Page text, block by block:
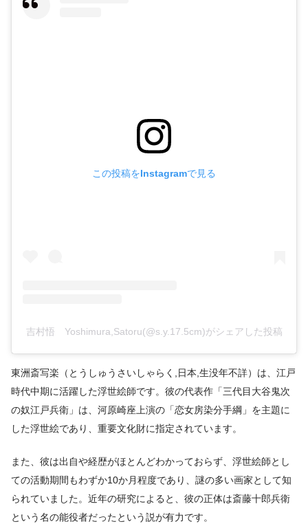
この投稿をInstagramで見る
吉村悟 Yoshimura,Satoru(@s.y.17.5cm)がシェアした投稿
東洲斎写楽（とうしゅうさいしゃらく,日本,生没年不詳）は、江戸
時代中期に活躍した浮世絵師です。彼の代表作「三代目大谷鬼次
の奴江戸兵衛」は、河原崎座上演の「恋女房染分手綱」を主題に
した浮世絵であり、重要文化財に指定されています。
また、彼は出自や経歴がほとんどわかっておらず、浮世絵師とし
ての活動期間もわずか10か月程度であり、謎の多い画家として知
られていました。近年の研究によると、彼の正体は斎藤十郎兵衛
という名の能役者だったという説が有力です。